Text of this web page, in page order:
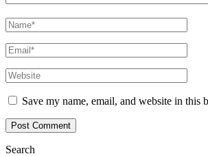
Save my name, email, and website in this
Search